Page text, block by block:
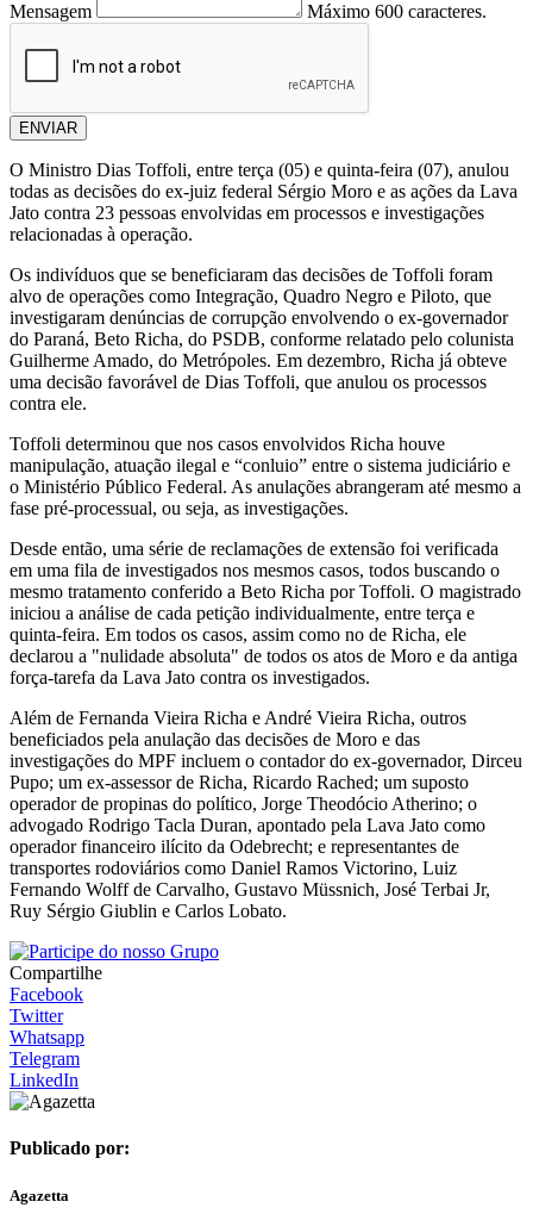
Mensagem Máximo 600 caracteres.
ENVIAR
O Ministro Dias Toffoli, entre terça (05) e quinta-feira (07), anulou
todas as decisões do ex-juiz federal Sérgio Moro e as ações da Lava
Jato contra 23 pessoas envolvidas em processos e investigações
relacionadas à operação.
Os indivíduos que se beneficiaram das decisões de Toffoli foram
alvo de operações como Integração, Quadro Negro e Piloto, que
investigaram denúncias de corrupção envolvendo o ex-governador
do Paraná, Beto Richa, do PSDB, conforme relatado pelo colunista
Guilherme Amado, do Metrópoles. Em dezembro, Richa já obteve
uma decisão favorável de Dias Toffoli, que anulou os processos
contra ele.
Toffoli determinou que nos casos envolvidos Richa houve
manipulação, atuação ilegal e “conluio” entre o sistema judiciário e
o Ministério Público Federal. As anulações abrangeram até mesmo a
fase pré-processual, ou seja, as investigações.
Desde então, uma série de reclamações de extensão foi verificada
em uma fila de investigados nos mesmos casos, todos buscando o
mesmo tratamento conferido a Beto Richa por Toffoli. O magistrado
iniciou a análise de cada petição individualmente, entre terça e
quinta-feira. Em todos os casos, assim como no de Richa, ele
declarou a "nulidade absoluta" de todos os atos de Moro e da antiga
força-tarefa da Lava Jato contra os investigados.
Além de Fernanda Vieira Richa e André Vieira Richa, outros
beneficiados pela anulação das decisões de Moro e das
investigações do MPF incluem o contador do ex-governador, Dirceu
Pupo; um ex-assessor de Richa, Ricardo Rached; um suposto
operador de propinas do político, Jorge Theodócio Atherino; o
advogado Rodrigo Tacla Duran, apontado pela Lava Jato como
operador financeiro ilícito da Odebrecht; e representantes de
transportes rodoviários como Daniel Ramos Victorino, Luiz
Fernando Wolff de Carvalho, Gustavo Müssnich, José Terbai Jr,
Ruy Sérgio Giublin e Carlos Lobato.
Compartilhe
Facebook
Twitter
Whatsapp
Telegram
LinkedIn
Publicado por:
Agazetta